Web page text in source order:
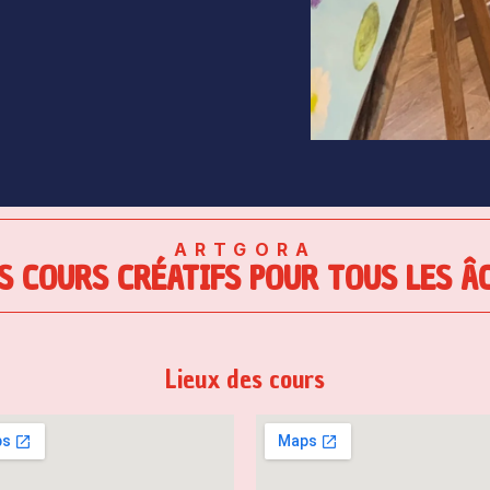
ARTGORA
COURS CRÉATIFS POUR TOUS LES
Lieux des cours